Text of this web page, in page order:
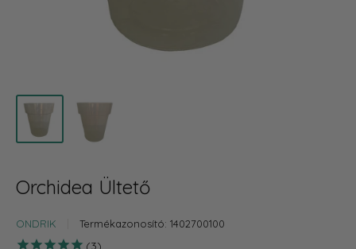
Orchidea Ültető
ONDRIK Termékazonosító: 1402700100
3